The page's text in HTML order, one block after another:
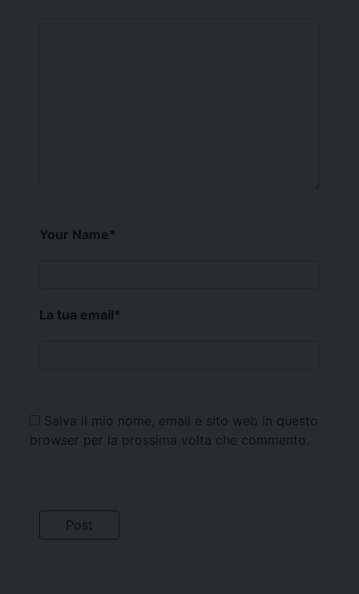
Your Name*
La tua email*
Salva il mio nome, email e sito web in questo
browser per la prossima volta che commento.